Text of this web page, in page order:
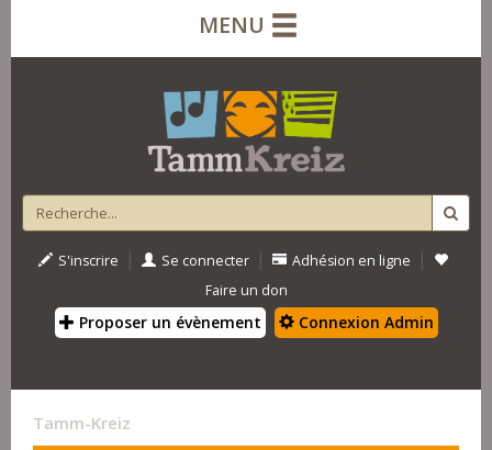
MENU
S'inscrire | Se connecter | Adhésion en ligne |
Faire un don
Proposer un évènement Connexion Admin
Tamm-Kreiz